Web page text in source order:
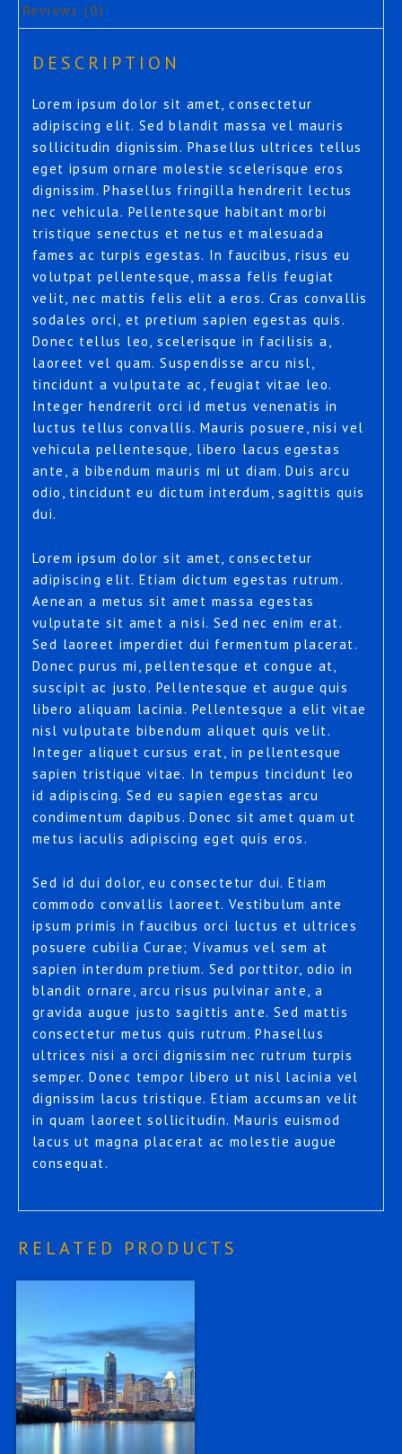
Reviews (0)
DESCRIPTION
Lorem ipsum dolor sit amet, consectetur
adipiscing elit. Sed blandit massa vel mauris
sollicitudin dignissim. Phasellus ultrices tellus
eget ipsum ornare molestie scelerisque eros
dignissim. Phasellus fringilla hendrerit lectus
nec vehicula. Pellentesque habitant morbi
tristique senectus et netus et malesuada
fames ac turpis egestas. In faucibus, risus eu
volutpat pellentesque, massa felis feugiat
velit, nec mattis felis elit a eros. Cras convallis
sodales orci, et pretium sapien egestas quis.
Donec tellus leo, scelerisque in facilisis a,
laoreet vel quam. Suspendisse arcu nisl,
tincidunt a vulputate ac, feugiat vitae leo.
Integer hendrerit orci id metus venenatis in
luctus tellus convallis. Mauris posuere, nisi vel
vehicula pellentesque, libero lacus egestas
ante, a bibendum mauris mi ut diam. Duis arcu
odio, tincidunt eu dictum interdum, sagittis quis
dui.
Lorem ipsum dolor sit amet, consectetur
adipiscing elit. Etiam dictum egestas rutrum.
Aenean a metus sit amet massa egestas
vulputate sit amet a nisi. Sed nec enim erat.
Sed laoreet imperdiet dui fermentum placerat.
Donec purus mi, pellentesque et congue at,
suscipit ac justo. Pellentesque et augue quis
libero aliquam lacinia. Pellentesque a elit vitae
nisl vulputate bibendum aliquet quis velit.
Integer aliquet cursus erat, in pellentesque
sapien tristique vitae. In tempus tincidunt leo
id adipiscing. Sed eu sapien egestas arcu
condimentum dapibus. Donec sit amet quam ut
metus iaculis adipiscing eget quis eros.
Sed id dui dolor, eu consectetur dui. Etiam
commodo convallis laoreet. Vestibulum ante
ipsum primis in faucibus orci luctus et ultrices
posuere cubilia Curae; Vivamus vel sem at
sapien interdum pretium. Sed porttitor, odio in
blandit ornare, arcu risus pulvinar ante, a
gravida augue justo sagittis ante. Sed mattis
consectetur metus quis rutrum. Phasellus
ultrices nisi a orci dignissim nec rutrum turpis
semper. Donec tempor libero ut nisl lacinia vel
dignissim lacus tristique. Etiam accumsan velit
in quam laoreet sollicitudin. Mauris euismod
lacus ut magna placerat ac molestie augue
consequat.
RELATED PRODUCTS